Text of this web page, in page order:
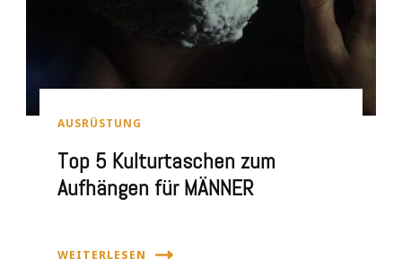
AUSRÜSTUNG
Top 5 Kulturtaschen zum
Aufhängen für MÄNNER
WEITERLESEN